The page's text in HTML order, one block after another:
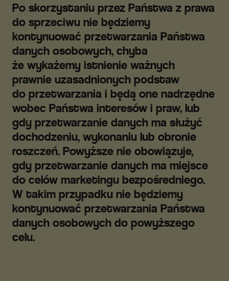
Po skorzystaniu przez Państwa z prawa
do sprzeciwu nie będziemy
kontynuować przetwarzania Państwa
danych osobowych, chyba
że wykażemy istnienie ważnych
prawnie uzasadnionych podstaw
do przetwarzania i będą one nadrzędne
wobec Państwa interesów i praw, lub
gdy przetwarzanie danych ma służyć
dochodzeniu, wykonaniu lub obronie
roszczeń. Powyższe nie obowiązuje,
gdy przetwarzanie danych ma miejsce
do celów marketingu bezpośredniego.
W takim przypadku nie będziemy
kontynuować przetwarzania Państwa
danych osobowych do powyższego
celu.